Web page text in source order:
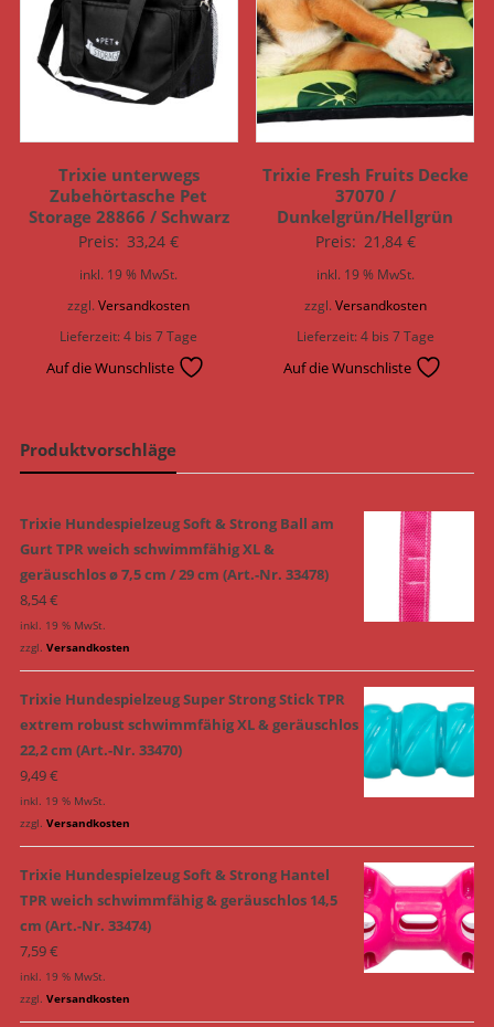
Trixie unterwegs
Zubehörtasche Pet
Storage 28866 / Schwarz
Preis: 33,24€
inkl. 19 % MwSt.
zzgl.Versandkosten
Lieferzeit:4 bis 7 Tage
Auf die Wunschliste
Trixie Fresh Fruits Decke
37070 /
Dunkelgrün/Hellgrün
Preis: 21,84 €
inkl. 19 % MwSt.
zzgl. Versandkosten
Lieferzeit:4 bis 7 Tage
Auf die Wunschliste
Produktvorschläge
Trixie Hundespielzeug Soft & Strong Ball am
Gurt TPR weich schwimmfähig XL &
geräuschlos ø 7,5 cm / 29 cm (Art.-Nr. 33478)
8,54€
inkl. 19 % MwSt.
zzgl. Versandkosten
Trixie Hundespielzeug Super Strong Stick TPR
extrem robust schwimmfähig XL & geräuschlos
22,2 cm (Art.-Nr. 33470)
9,49€
inkl. 19 % MwSt.
zzgl. Versandkosten
Trixie Hundespielzeug Soft & Strong Hantel
TPR weich schwimmfähig & geräuschlos 14,5
cm (Art.-Nr. 33474)
7,59€
inkl. 19 % MwSt.
zzgl. Versandkosten